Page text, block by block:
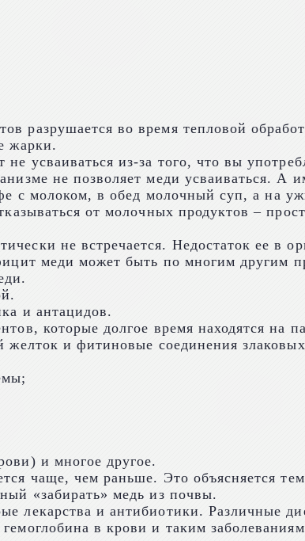
разрушается во время тепловой
жарки.
усваиваться из-за того, что вы
не позволяет меди усваиваться.
с молоком, в обед молочный суп, а на
от молочных продуктов –
не встречается. Недостаток ее в
меди может быть по многим другим
и антацидов.
которые долгое время находятся на
и фитиновые соединения
и многое другое.
чаще, чем раньше. Это объясняется
«забирать» медь из почвы.
лекарства и антибиотики. Различные
в крови и таким